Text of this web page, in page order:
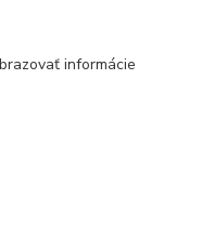
informácie